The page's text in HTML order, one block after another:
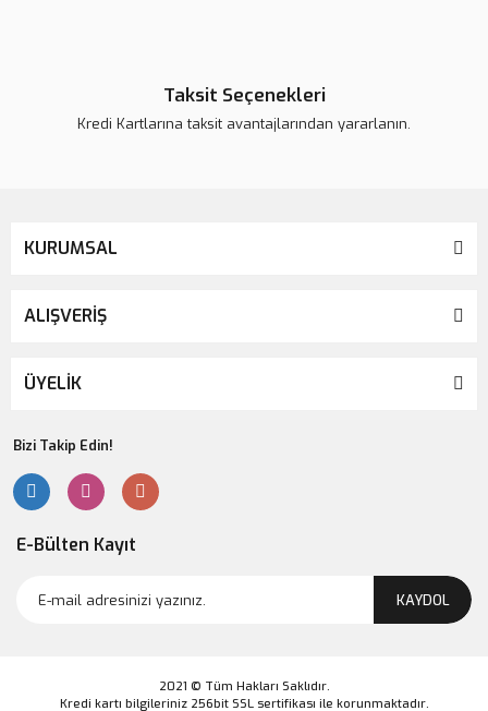
Taksit Seçenekleri
Kredi Kartlarına taksit avantajlarından yararlanın.
KURUMSAL
ALIŞVERİŞ
ÜYELİK
Bizi Takip Edin!
E-Bülten Kayıt
KAYDOL
2021 © Tüm Hakları Saklıdır.
Kredi kartı bilgileriniz 256bit SSL sertifikası ile korunmaktadır.